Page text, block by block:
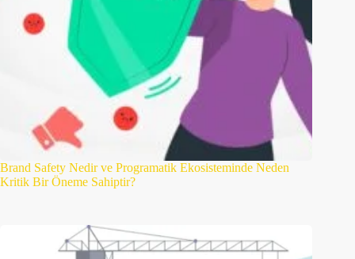
Brand Safety Nedir ve Programatik Ekosisteminde Neden
Kritik Bir Öneme Sahiptir?